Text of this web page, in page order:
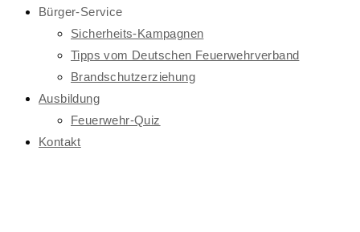
Bürger-Service
Sicherheits-Kampagnen
Tipps vom Deutschen Feuerwehrverband
Brandschutzerziehung
Ausbildung
Feuerwehr-Quiz
Kontakt